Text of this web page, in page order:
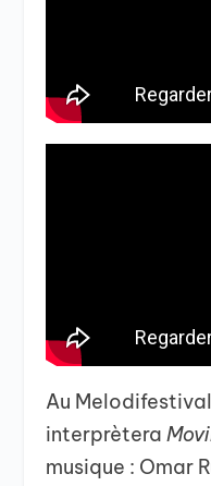
Au
interprètera
musique : Omar